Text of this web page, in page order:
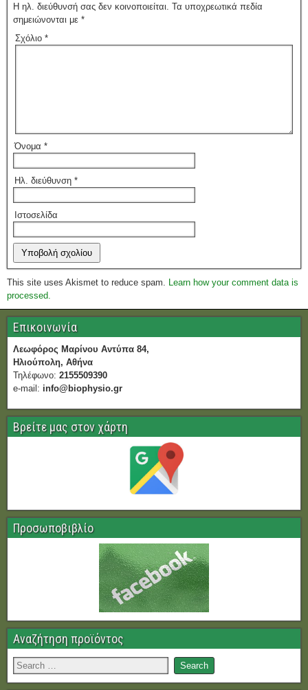
Η ηλ. διεύθυνσή σας δεν κοινοποιείται. Τα υποχρεωτικά πεδία
σημειώνονται με *
Σχόλιο *
Όνομα *
Ηλ. διεύθυνση *
Ιστοσελίδα
This site uses Akismet to reduce spam. Learn how your comment data is
processed.
Επικοινωνία
Λεωφόρος Μαρίνου Αντύπα 84,
Ηλιούπολη, Αθήνα
Τηλέφωνο: 2155509390
e-mail: info@biophysio.gr
Βρείτε μας στον χάρτη
Προσωποβιβλίο
Αναζήτηση προϊόντος